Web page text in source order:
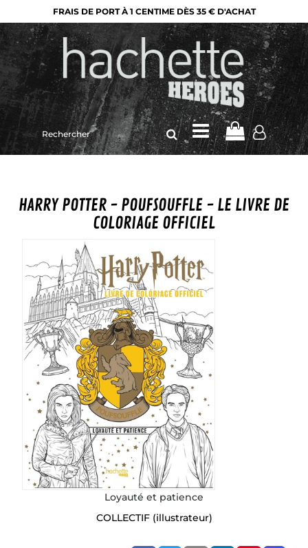
FRAIS DE PORT À 1 CENTIME DÈS 35 € D'ACHAT
Rechercher
sur
le
HARRY POTTER - POUFSOUFFLE - LE LIVRE DE
COLORIAGE OFFICIEL
Loyauté et patience
COLLECTIF(illustrateur)